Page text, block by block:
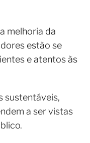
melhoria da
estão se
e atentos às
sustentáveis,
a ser vistas